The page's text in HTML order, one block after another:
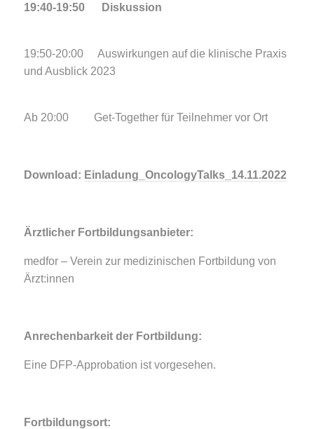
19:40-19:50 Diskussion
19:50-20:00 Auswirkungen auf die klinische Praxis
und Ausblick 2023
Ab 20:00 Get-Together für Teilnehmer vor Ort
Download: Einladung_OncologyTalks_14.11.2022
Ärztlicher Fortbildungsanbieter:
medfor – Verein zur medizinischen Fortbildung von
Ärzt:innen
Anrechenbarkeit der Fortbildung:
Eine DFP-Approbation ist vorgesehen.
Fortbildungsort: